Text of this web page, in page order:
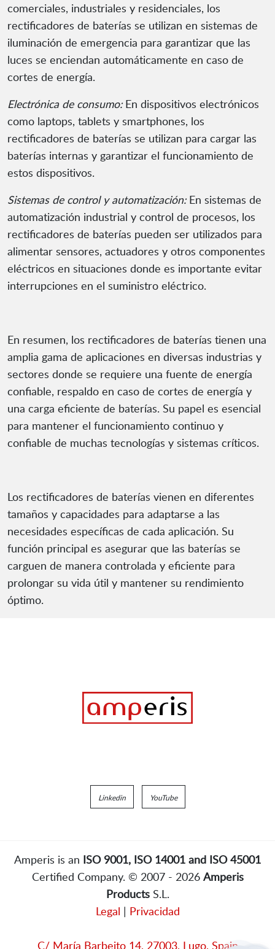
comerciales, industriales y residenciales, los
rectificadores de baterías se utilizan en sistemas de
iluminación de emergencia para garantizar que las
luces se enciendan automáticamente en caso de
cortes de energía.
Electrónica de consumo:En dispositivos electrónicos
como laptops, tablets y smartphones, los
rectificadores de baterías se utilizan para cargar las
baterías internas y garantizar el funcionamiento de
estos dispositivos.
Sistemas de control y automatización:En sistemas de
automatización industrial y control de procesos, los
rectificadores de baterías pueden ser utilizados para
alimentar sensores, actuadores y otros componentes
eléctricos en situaciones donde es importante evitar
interrupciones en el suministro eléctrico.
En resumen, los rectificadores de baterías tienen una
amplia gama de aplicaciones en diversas industrias y
sectores donde se requiere una fuente de energía
confiable, respaldo en caso de cortes de energía y
una carga eficiente de baterías. Su papel es esencial
para mantener el funcionamiento continuo y
confiable de muchas tecnologías y sistemas críticos.
Los rectificadores de baterías vienen en diferentes
tamaños y capacidades para adaptarse a las
necesidades específicas de cada aplicación. Su
función principal es asegurar que las baterías se
carguen de manera controlada y eficiente para
prolongar su vida útil y mantener su rendimiento
óptimo.
Linkedin YouTube
Amperis is an ISO 9001, ISO 14001 and ISO 45001
Certified Company. © 2007 - 2026 Amperis
ProductsS.L.
Legal | Privacidad
C/ María Barbeito 14, 27003, Lugo, Spain